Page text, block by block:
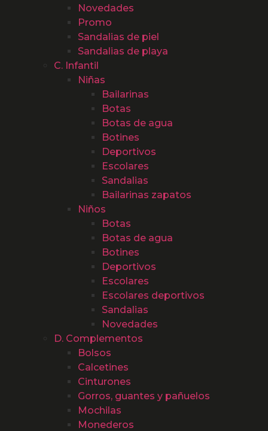
Novedades
Promo
Sandalias de piel
Sandalias de playa
C. Infantil
Niñas
Bailarinas
Botas
Botas de agua
Botines
Deportivos
Escolares
Sandalias
Bailarinas zapatos
Niños
Botas
Botas de agua
Botines
Deportivos
Escolares
Escolares deportivos
Sandalias
Novedades
D. Complementos
Bolsos
Calcetines
Cinturones
Gorros, guantes y pañuelos
Mochilas
Monederos